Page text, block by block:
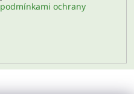
podmínkami ochrany